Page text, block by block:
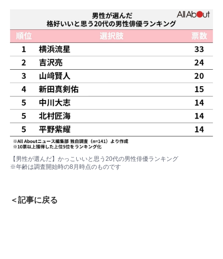
【男性が選んだ】かっこいいと思う20代の男性俳優ランキング
※年齢は調査開始時の8月時点のものです
＜記事に戻る